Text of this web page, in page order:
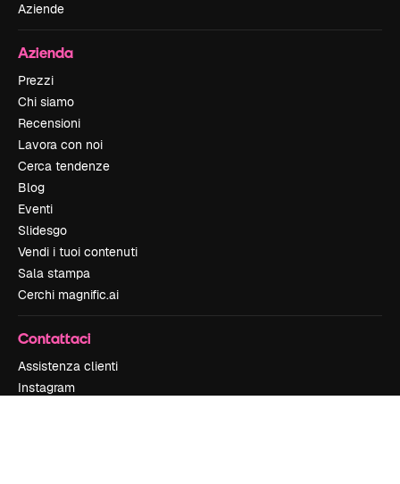
Aziende
Azienda
Prezzi
Chi siamo
Recensioni
Lavora con noi
Cerca tendenze
Blog
Eventi
Slidesgo
Vendi i tuoi contenuti
Sala stampa
Cerchi magnific.ai
Contattaci
Assistenza clienti
Instagram